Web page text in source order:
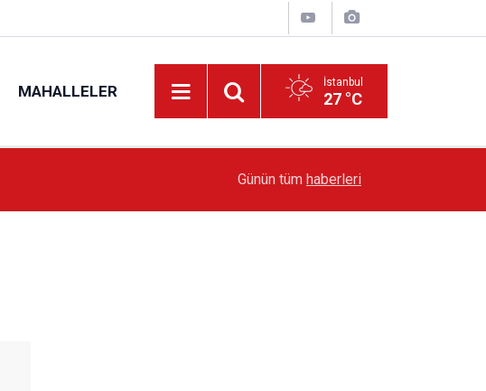
MAHALLELER İstanbul
27 °C
Sarıyer’de Edebiyat Rüzgârı Esecek
Günün tüm haberleri